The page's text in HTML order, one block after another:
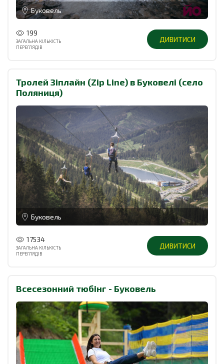
Буковель
199
ЗАГАЛЬНА КІЛЬКІСТЬ
ПЕРЕГЛЯДІВ
ДИВИТИСИ
Тролей Зіплайн (Zip Line) в Буковелі (село
Поляниця)
Буковель
17534
ЗАГАЛЬНА КІЛЬКІСТЬ
ПЕРЕГЛЯДІВ
ДИВИТИСИ
Всесезонний тюбінг - Буковель